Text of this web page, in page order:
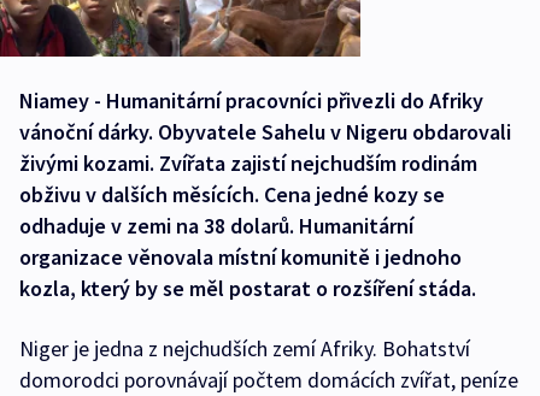
Niamey - Humanitární pracovníci přivezli do Afriky
vánoční dárky. Obyvatele Sahelu v Nigeru obdarovali
živými kozami. Zvířata zajistí nejchudším rodinám
obživu v dalších měsících. Cena jedné kozy se
odhaduje v zemi na 38 dolarů. Humanitární
organizace věnovala místní komunitě i jednoho
kozla, který by se měl postarat o rozšíření stáda.
Niger je jedna z nejchudších zemí Afriky. Bohatství
domorodci porovnávají počtem domácích zvířat, peníze